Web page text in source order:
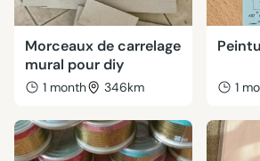
Morceaux de carrelage
mural pour diy
1 month 346km 1